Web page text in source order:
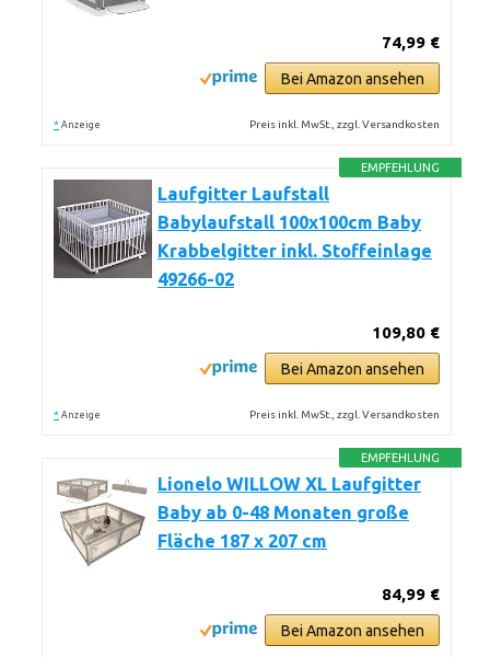
74,99 €
Bei Amazon ansehen
* Anzeige Preis inkl. MwSt., zzgl. Versandkosten
EMPFEHLUNG
Laufgitter Laufstall
Babylaufstall 100x100cm Baby
Krabbelgitter inkl. Stoffeinlage
49266-02
109,80 €
Bei Amazon ansehen
* Anzeige Preis inkl. MwSt., zzgl. Versandkosten
EMPFEHLUNG
Lionelo WILLOW XL Laufgitter
Baby ab 0-48 Monaten große
Fläche 187 x 207 cm
84,99 €
Bei Amazon ansehen